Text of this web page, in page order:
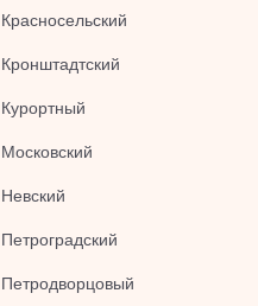
Красносельский
Кронштадтский
Курортный
Московский
Невский
Петроградский
Петродворцовый